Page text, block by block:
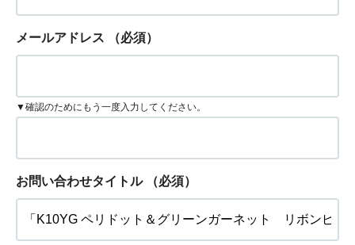
メールアドレス （必須）
▼確認のためにもう一度入力してください。
お問い合わせタイトル （必須）